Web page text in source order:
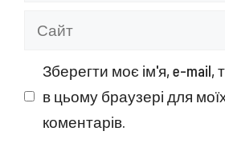
Сайт
Зберегти моє ім'я, e-mail,
в цьому браузері для
коментарів.